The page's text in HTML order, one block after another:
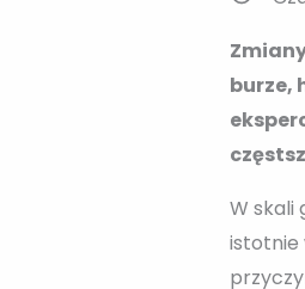
burze,
W skali
istotnie